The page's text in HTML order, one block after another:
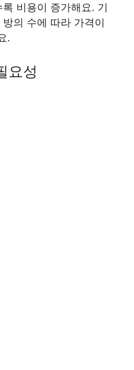
비용이 증가해요. 기
의 수에 따라 가격이
.
요성